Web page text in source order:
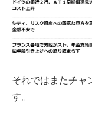
それではまたチャ
す。